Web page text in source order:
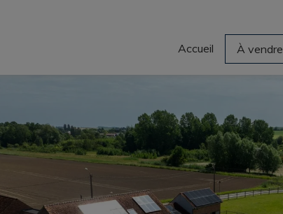
Accueil À vendre